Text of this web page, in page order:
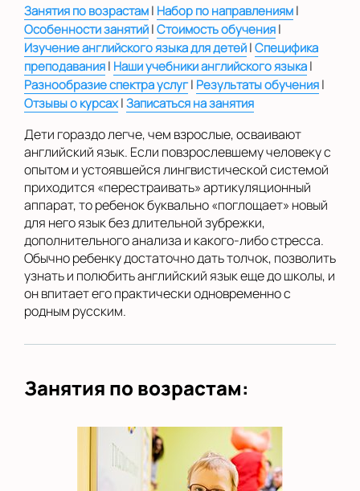
на Беломорской
на Домодедовской
на Коломенской
в Московской
области
Показать на карте
Выбрать другой город
Занятия по возрастам| Набор по направлениям|
Особенности занятий|Стоимость обучения|
Изучение английского языка для детей|Специфика
преподавания| Наши учебники английского языка|
Разнообразие спектра услуг| Результаты обучения|
Отзывы о курсах|Записаться на занятия
Дети гораздо легче, чем взрослые, осваивают
английский язык. Если повзрослевшему человеку с
опытом и устоявшейся лингвистической системой
приходится «перестраивать» артикуляционный
аппарат, то ребенок буквально «поглощает» новый
для него язык без длительной зубрежки,
дополнительного анализа и какого-либо стресса.
Обычно ребенку достаточно дать толчок, позволить
узнать и полюбить английский язык еще до школы, и
он впитает его практически одновременно с
родным русским.
Занятия по возрастам: